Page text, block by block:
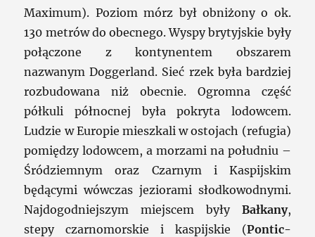
Maximum). Poziom mórz był obniżony o ok.
130 metrów do obecnego. Wyspy brytyjskie były
połączone z kontynentem obszarem
nazwanym Doggerland. Sieć rzek była bardziej
rozbudowana niż obecnie. Ogromna część
półkuli północnej była pokryta lodowcem.
Ludzie w Europie mieszkali w ostojach (refugia)
pomiędzy lodowcem, a morzami na południu –
Śródziemnym oraz Czarnym i Kaspijskim
będącymi wówczas jeziorami słodkowodnymi.
Najdogodniejszym miejscem były Bałkany,
stepy czarnomorskie i kaspijskie (Pontic-